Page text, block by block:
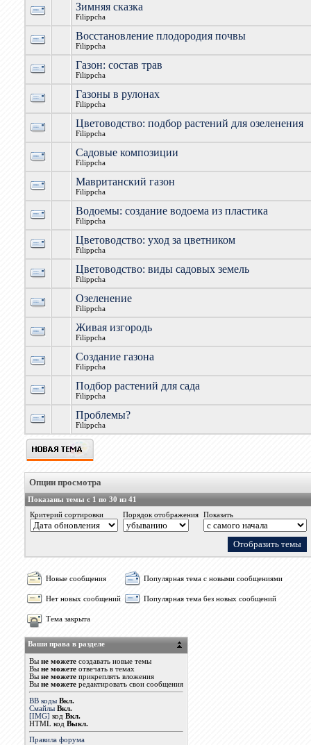
Зимняя сказка
Filippcha
Восстановление плодородия почвы
Filippcha
Газон: состав трав
Filippcha
Газоны в рулонах
Filippcha
Цветоводство: подбор растений для озеленения
Filippcha
Садовые композиции
Filippcha
Мавританский газон
Filippcha
Водоемы: создание водоема из пластика
Filippcha
Цветоводство: уход за цветником
Filippcha
Цветоводство: виды садовых земель
Filippcha
Озеленение
Filippcha
Живая изгородь
Filippcha
Создание газона
Filippcha
Подбор растений для сада
Filippcha
Проблемы?
Filippcha
Опции просмотра
Показаны темы с 1 по 30 из 41
Критерий сортировки
Порядок отображения Показать
Новые сообщения Популярная тема с новыми сообщениями
Нет новых сообщений Популярная тема без новых сообщений
Тема закрыта
Ваши права в разделе
Вы не можетесоздавать новые темы
Вы не можетеотвечать в темах
Вы не можетеприкреплять вложения
Вы не можетередактировать свои сообщения
BB коды Вкл.
Смайлы Вкл.
[IMG] код Вкл.
HTML код Выкл.
Правила форума